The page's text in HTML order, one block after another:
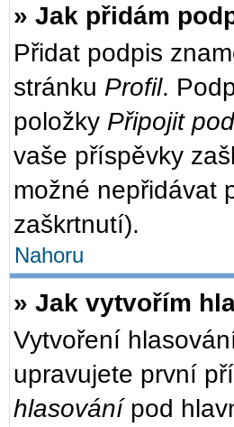
» Jak přidám
Přidat podpis
stránku Profil.
položky Připojit
vaše příspěvky
možné nepřidávat
zaškrtnutí).
Nahoru
» Jak vytvořím
Vytvoření
upravujete první
hlasovánípod